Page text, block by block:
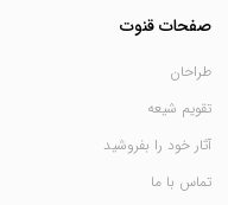
صفحات قنوت
طراحان
تقویم شیعه
آثار خود را بفروشید
تماس با ما